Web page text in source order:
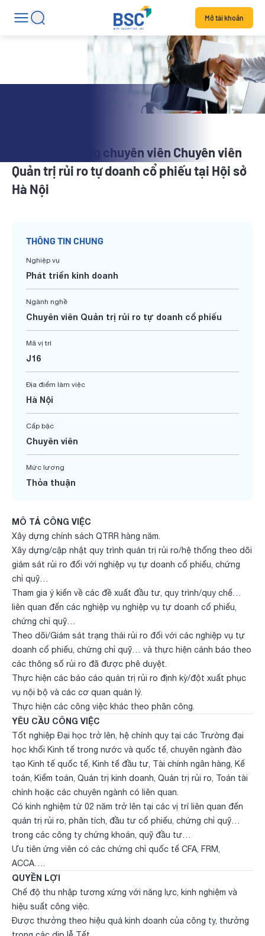
Mở tài khoản
BSC tuyển dụng chuyên viên Chuyên viên
Quản trị rủi ro tự doanh cổ phiếu tại Hội sở
Hà Nội
THÔNG TIN CHUNG
Nghiệp vụ
Phát triển kinh doanh
Ngành nghề
Chuyên viên Quản trị rủi ro tự doanh cổ phiếu
Mã vị trí
J16
Địa điểm làm việc
Hà Nội
Cấp bậc
Chuyên viên
Mức lương
Thỏa thuận
MÔ TẢ CÔNG VIỆC
Xây dựng chính sách QTRR hàng năm.
Xây dựng/cập nhật quy trình quản trị rủi ro/hệ thống theo dõi
giám sát rủi ro đối với nghiệp vụ tự doanh cổ phiếu, chứng
chỉ quỹ…
Tham gia ý kiến về các đề xuất đầu tư, quy trình/quy chế…
liên quan đến các nghiệp vụ nghiệp vụ tự doanh cổ phiếu,
chứng chỉ quỹ…
Theo dõi/Giám sát trạng thái rủi ro đối với các nghiệp vụ tự
doanh cổ phiếu, chứng chỉ quỹ… và thực hiện cảnh báo theo
các thông số rủi ro đã được phê duyệt.
Thực hiện các báo cáo quản trị rủi ro định kỳ/đột xuất phục
vụ nội bộ và các cơ quan quản lý.
Thực hiện các công việc khác theo phân công.
YÊU CẦU CÔNG VIỆC
Tốt nghiệp Đại học trở lên, hệ chính quy tại các Trường đại
học khối Kinh tế trong nước và quốc tế, chuyên ngành đào
tạo Kinh tế quốc tế, Kinh tế đầu tư, Tài chính ngân hàng, Kế
toán, Kiểm toán, Quản trị kinh doanh, Quản trị rủi ro, Toán tài
chính hoặc các chuyên ngành có liên quan.
Có kinh nghiệm từ 02 năm trở lên tại các vị trí liên quan đến
quản trị rủi ro, phân tích, đầu tư cổ phiếu, chứng chỉ quỹ…
trong các công ty chứng khoán, quỹ đầu tư…
Ưu tiên ứng viên có các chứng chỉ quốc tế CFA, FRM,
ACCA….
QUYỀN LỢI
Chế độ thu nhập tương xứng với năng lực, kinh nghiệm và
hiệu suất công việc.
Được thưởng theo hiệu quả kinh doanh của công ty, thưởng